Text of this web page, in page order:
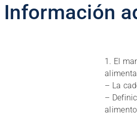
Información
1. El
– La
–